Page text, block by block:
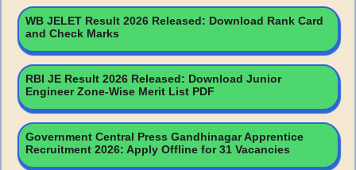
WB JELET Result 2026 Released: Download Rank Card
and Check Marks
RBI JE Result 2026 Released: Download Junior
Engineer Zone-Wise Merit List PDF
Government Central Press Gandhinagar Apprentice
Recruitment 2026: Apply Offline for 31 Vacancies